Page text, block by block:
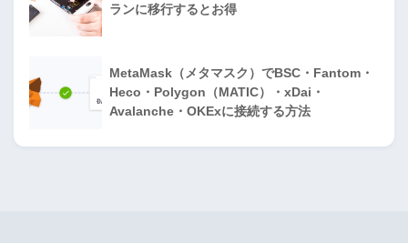
ランに移行するとお得
MetaMask（メタマスク）でBSC・Fantom・
Heco・Polygon（MATIC）・xDai・
Avalanche・OKExに接続する方法